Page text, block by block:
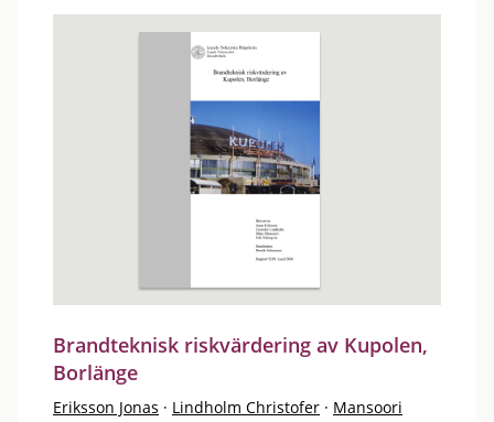
Brandteknisk riskvärdering av Kupolen,
Borlänge
Eriksson Jonas · Lindholm Christofer · Mansoori